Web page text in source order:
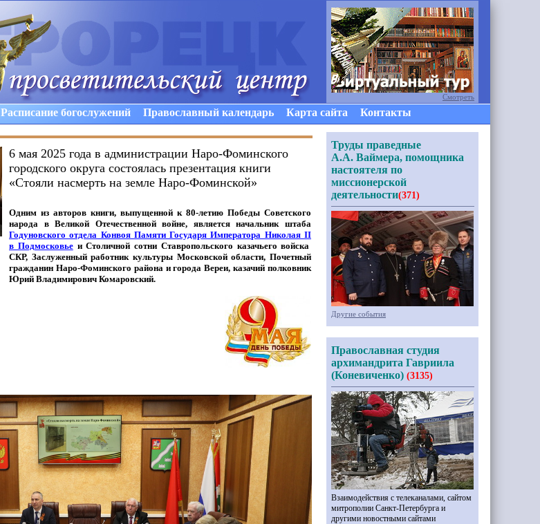
Расписание богослужений Православный календарь Карта сайта Контакты
6 мая 2025 года в администрации Наро-Фоминского
городского округа состоялась презентация книги
«Стояли насмерть на земле Наро-Фоминской»
Одним из авторов книги, выпущенной к 80-летию Победы Советского
народа в Великой Отечественной войне, является начальник штаба
Годуновского отдела Конвоя Памяти Государя Императора Николая II
в Подмосковьеи Столичной сотни Ставропольского казачьего войска
СКР, Заслуженный работник культуры Московской области, Почетный
гражданин Наро-Фоминского района и города Вереи, казачий полковник
Юрий Владимирович Комаровский.
Смотреть
Труды праведные
А.А. Ваймера, помощника
настоятеля по
миссионерской
деятельности(371)
Другие события
Православная студия
архимандрита Гавриила
(Коневиченко) (3135)
Взаимодействия с телеканалами, сайтом
митрополии Санкт-Петербурга и
другими новостными сайтами